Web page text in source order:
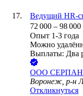
Ведущий HR-
72 000 – 98 000
Опыт 1-3 года
Можно
Выплаты: Два
ООО
Воронеж, р-н
Откликнуться